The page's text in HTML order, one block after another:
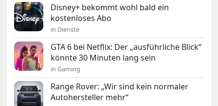
Disney+ bekommt wohl bald ein
kostenloses Abo
in Dienste
GTA 6 bei Netflix: Der „ausführliche Blick“
könnte 30 Minuten lang sein
in Gaming
Range Rover: „Wir sind kein normaler
Autohersteller mehr“